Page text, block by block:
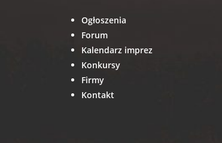
Ogłoszenia
Forum
Kalendarz imprez
Konkursy
Firmy
Kontakt